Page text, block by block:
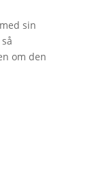
sin
om den